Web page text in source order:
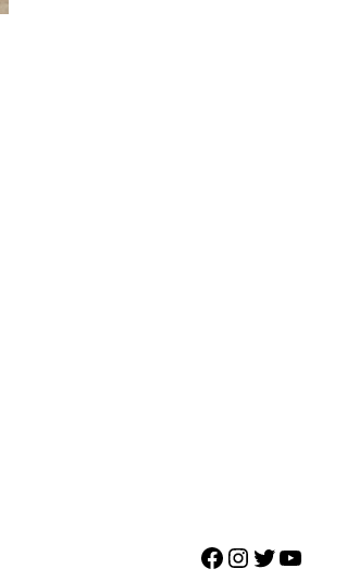
Facebook
Instagram
Twitter
YouTube